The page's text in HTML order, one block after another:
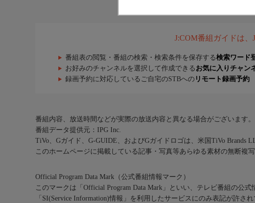
J:COM番組ガイドは
番組表の閲覧・番組の検索・検索条件を保存する検索ワード
お好みのチャンネルを選択して作成できる お気に入りチャン
録画予約に対応しているご自宅のSTBへの リモート録画予約
番組内容、放送時間などが実際の放送内容と異なる場合がございます。
番組データ提供元：IPG Inc.
TiVo、Gガイド、G-GUIDE、およびGガイドロゴは、米国TiVo Brands
このホームページに掲載している記事・写真等あらゆる素材の無断複写
Official Program Data Mark（公式番組情報マーク）
このマークは「Official Program Data Mark」といい、テレビ番組の公式
「SI(Service Information)情報」を利用したサービスにのみ表記が許され